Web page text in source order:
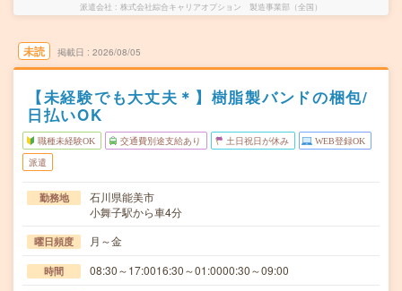
派遣会社 株式会社綜合キャリアオプション 製造事業部（全国）
未読 掲載日 2026/08/05
【未経験でも大丈夫＊】樹脂製バンドの梱包/
日払いOK
職種未経験OK 交通費別途支給あり 土日祝日が休み WEB登録OK
派遣
勤務地
石川県能美市
小舞子駅から車4分
曜日頻度 月～金
時間 08:30～17:0016:30～01:0000:30～09:00